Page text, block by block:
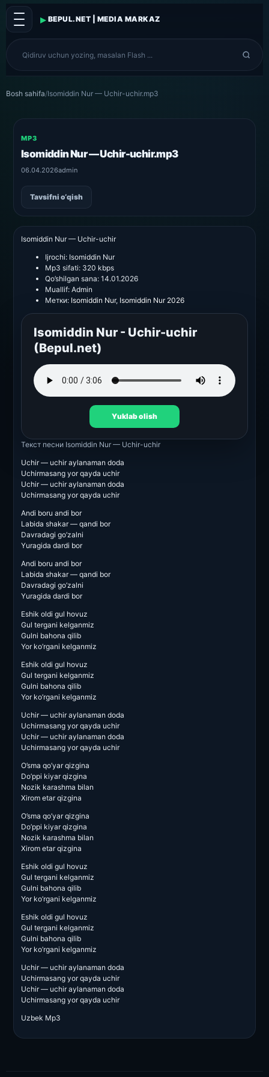
▸ BEPUL.NET | MEDIA MARKAZ
Bosh sahifa/Isomiddin Nur — Uchir-uchir.mp3
MP3
Isomiddin Nur — Uchir-uchir.mp3
06.04.2026admin
Tavsifni o‘qish
Isomiddin Nur — Uchir-uchir
Ijrochi: Isomiddin Nur
Mp3 sifati: 320 kbps
Qo’shilgan sana: 14.01.2026
Muallif: Admin
Метки: Isomiddin Nur, Isomiddin Nur 2026
Isomiddin Nur - Uchir-uchir
(Bepul.net)
Yuklab olish
Текст песни Isomiddin Nur — Uchir-uchir
Uchir — uchir aylanaman doda
Uchirmasang yor qayda uchir
Uchir — uchir aylanaman doda
Uchirmasang yor qayda uchir
Andi boru andi bor
Labida shakar — qandi bor
Davradagi go’zalni
Yuragida dardi bor
Andi boru andi bor
Labida shakar — qandi bor
Davradagi go’zalni
Yuragida dardi bor
Eshik oldi gul hovuz
Gul tergani kelganmiz
Gulni bahona qilib
Yor ko’rgani kelganmiz
Eshik oldi gul hovuz
Gul tergani kelganmiz
Gulni bahona qilib
Yor ko’rgani kelganmiz
Uchir — uchir aylanaman doda
Uchirmasang yor qayda uchir
Uchir — uchir aylanaman doda
Uchirmasang yor qayda uchir
O’sma qo’yar qizgina
Do’ppi kiyar qizgina
Nozik karashma bilan
Xirom etar qizgina
O’sma qo’yar qizgina
Do’ppi kiyar qizgina
Nozik karashma bilan
Xirom etar qizgina
Eshik oldi gul hovuz
Gul tergani kelganmiz
Gulni bahona qilib
Yor ko’rgani kelganmiz
Eshik oldi gul hovuz
Gul tergani kelganmiz
Gulni bahona qilib
Yor ko’rgani kelganmiz
Uchir — uchir aylanaman doda
Uchirmasang yor qayda uchir
Uchir — uchir aylanaman doda
Uchirmasang yor qayda uchir
Uzbek Mp3